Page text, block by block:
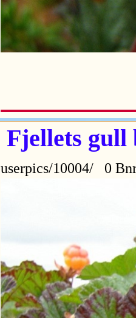
Fjellets gull
userpics/10004/ 0